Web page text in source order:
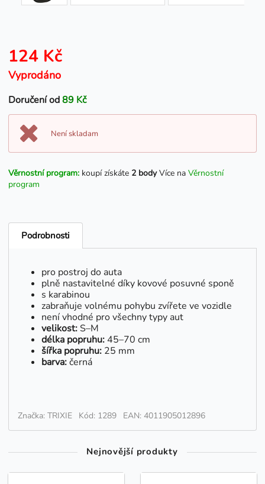
124 Kč
Vyprodáno
Doručení od89 Kč
Není skladam
Věrnostní program: koupí získáte 2 bodyVíce na Věrnostní
program
Podrobnosti
pro postroj do auta
plně nastavitelné díky kovové posuvné sponě
s karabinou
zabraňuje volnému pohybu zvířete ve vozidle
není vhodné pro všechny typy aut
velikost:S–M
délka popruhu: 45–70 cm
šířka popruhu: 25 mm
barva:černá
Značka: TRIXIE Kód: 1289 EAN: 4011905012896
Nejnovější produkty